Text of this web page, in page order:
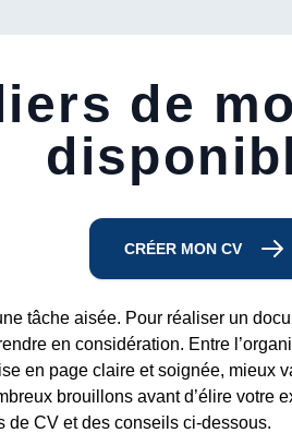
de
CRÉER MON CV
tâche aisée. Pour réaliser un
en considération. Entre
en page claire et soignée, mieux
brouillons avant d’élire votre
de CV et des conseils ci-dessous.